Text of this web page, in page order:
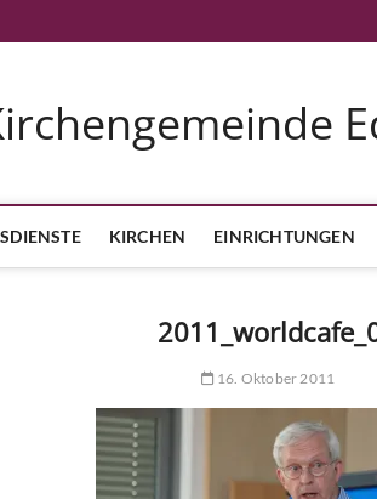
KIRCHEN EINRICHTUNGEN
16. Oktober 2011